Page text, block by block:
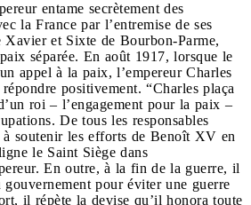
entame secrètement des
la France par l’entremise de ses
Xavier et Sixte de Bourbon-Parme,
séparée. En août 1917, lorsque le
appel à la paix, l’empereur Charles
positivement. “Charles plaça
roi – l’engagement pour la paix –
De tous les responsables
soutenir les efforts de Benoît XV en
le Saint Siège dans
En outre, à la fin de la guerre, il
gouvernement pour éviter une guerre
il répète la devise qu’il honora toute